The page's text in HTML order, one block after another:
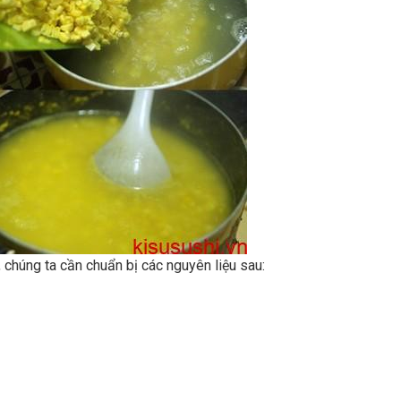
ta cần chuẩn bị các nguyên liệu sau: